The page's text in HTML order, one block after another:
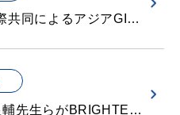
【論文】TRIが支援した国際共同によるアジアGISTコンセンサスガイドラインがGastric Cancer誌に掲載されました。
【論文】順天堂大学 青木良輔先生らがBRIGHTEN研究のサブ研究として実施した、赤血球造血刺激因子製剤に対する耐性は、糖尿病性腎症とは関連しているが、糖尿病そのものとは関連していないとする研究がTRI医学統計グループの鍵村達夫を共著者としてClinical and Experimental Nephrology誌に掲載されました。